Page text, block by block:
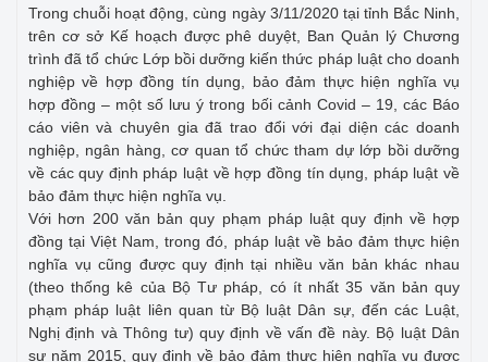
Trong chuỗi hoạt động, cùng ngày 3/11/2020 tại tỉnh Bắc Ninh,
trên cơ sở Kế hoạch được phê duyệt, Ban Quản lý Chương
trình đã tổ chức Lớp bồi dưỡng kiến thức pháp luật cho doanh
nghiệp về hợp đồng tín dụng, bảo đảm thực hiện nghĩa vụ
hợp đồng – một số lưu ý trong bối cảnh Covid – 19, các Báo
cáo viên và chuyên gia đã trao đổi với đại diện các doanh
nghiệp, ngân hàng, cơ quan tổ chức tham dự lớp bồi dưỡng
về các quy định pháp luật về hợp đồng tín dụng, pháp luật về
bảo đảm thực hiện nghĩa vụ.
Với hơn 200 văn bản quy phạm pháp luật quy định về hợp
đồng tại Việt Nam, trong đó, pháp luật về bảo đảm thực hiện
nghĩa vụ cũng được quy định tại nhiều văn bản khác nhau
(theo thống kê của Bộ Tư pháp, có ít nhất 35 văn bản quy
phạm pháp luật liên quan từ Bộ luật Dân sự, đến các Luật,
Nghị định và Thông tư) quy định về vấn đề này. Bộ luật Dân
sự năm 2015, quy định về bảo đảm thực hiện nghĩa vụ được